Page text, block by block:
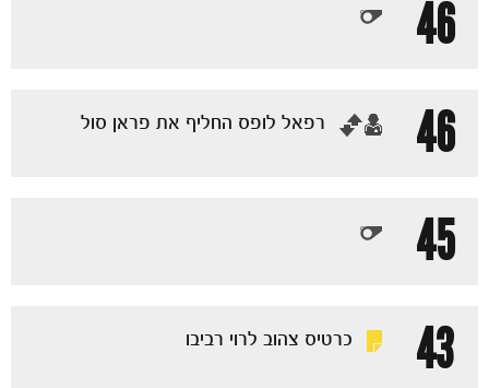
46
46
‏רפאל לופס החליף את פראן סול
45
43
כרטיס צהוב לרוי רביבו